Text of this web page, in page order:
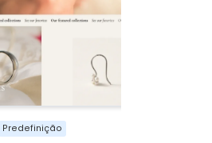
Predefinição